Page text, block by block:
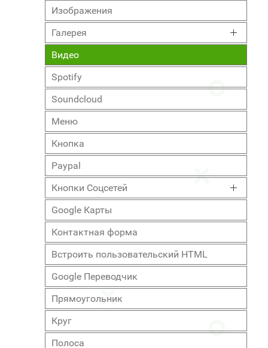
Изображения
Галерея
Видео
Spotify
Soundcloud
Меню
Кнопка
Paypal
Кнопки Соцсетей
Google Карты
Контактная форма
Встроить пользовательский HTML
Google Переводчик
Прямоугольник
Круг
Полоса